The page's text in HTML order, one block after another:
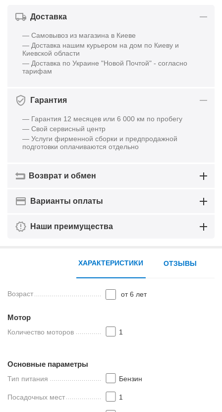
Доставка
— Самовывоз из магазина в Киеве
— Доставка нашим курьером на дом по Киеву и
Киевской области
— Доставка по Украине "Новой Почтой" - согласно
тарифам
Гарантия
— Гарантия 12 месяцев или 6 000 км по пробегу
— Свой сервисный центр
— Услуги фирменной сборки и предпродажной
подготовки оплачиваются отдельно
Возврат и обмен
Варианты оплаты
Наши преимущества
ХАРАКТЕРИСТИКИ
Возраст от 6 лет
Мотор
Количество моторов 1
Основные параметры
Тип питания Бензин
Посадочных мест 1
ОТЗЫВЫ